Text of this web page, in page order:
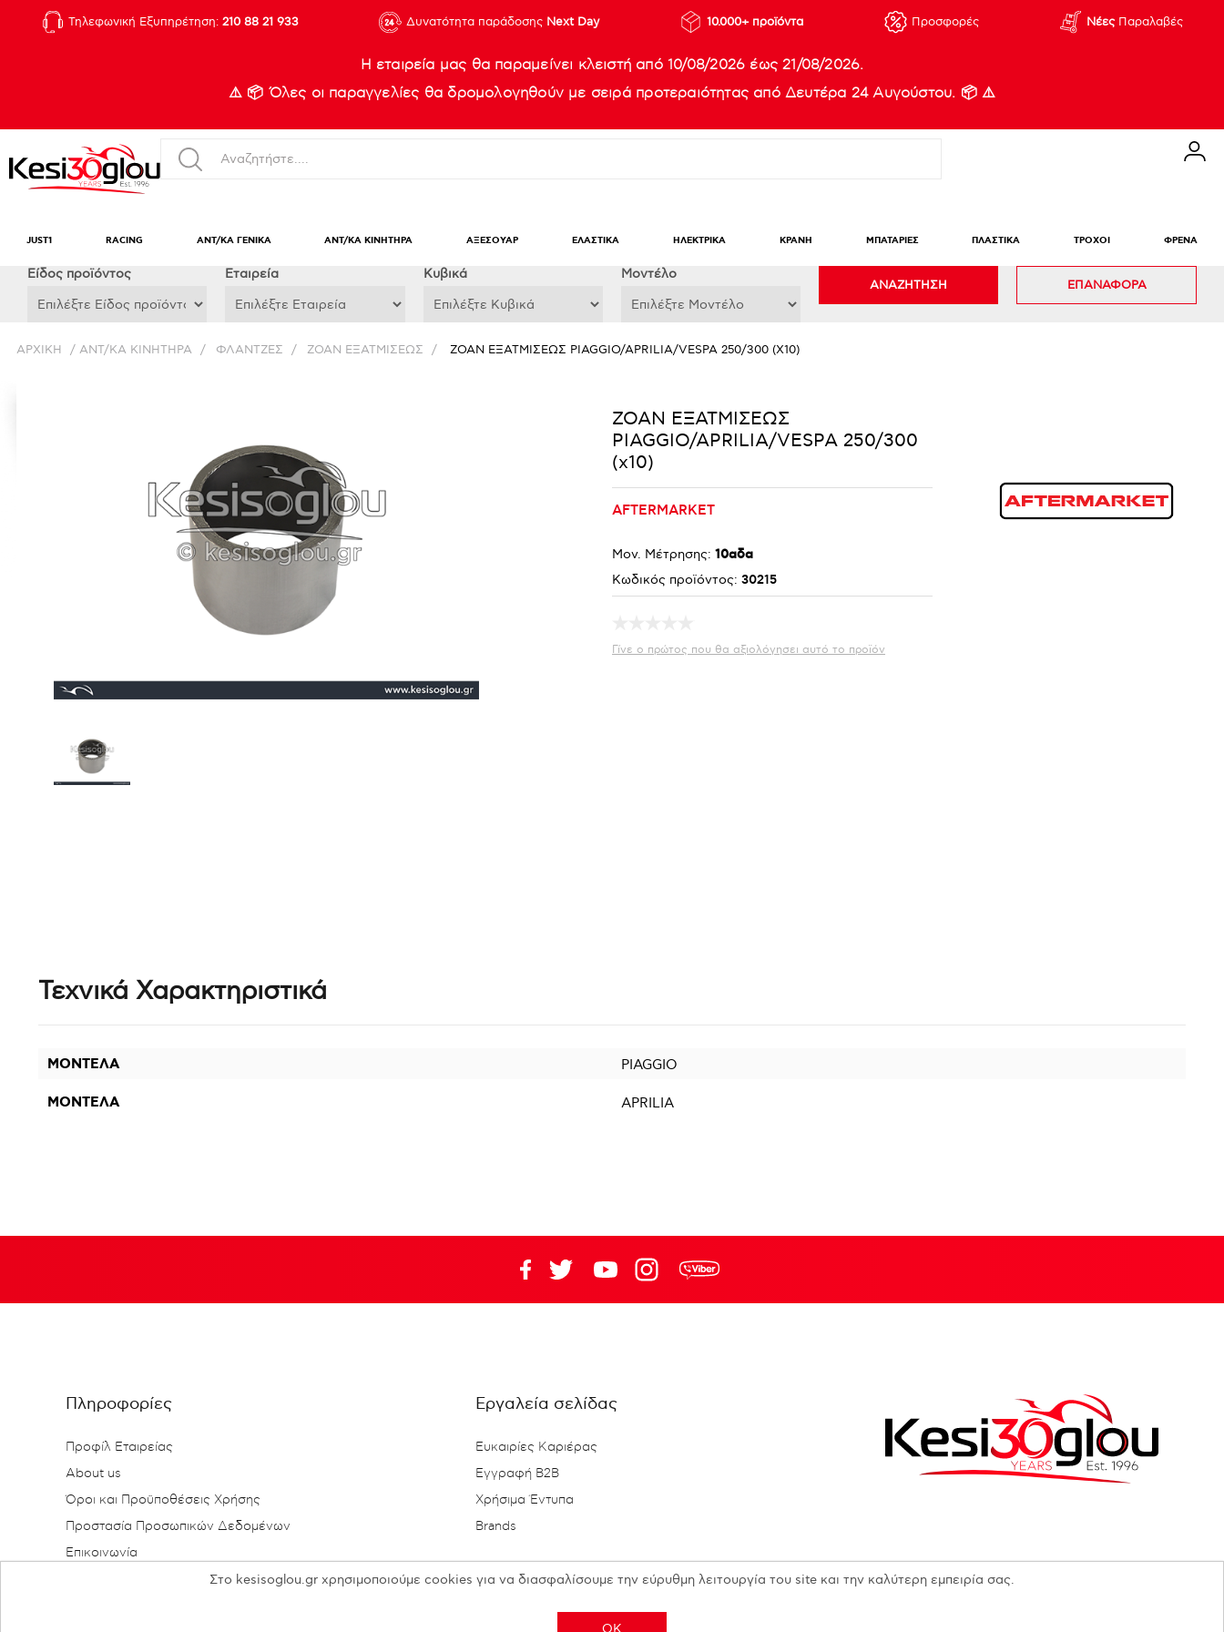
Τηλεφωνική Εξυπηρέτηση: 210 88 21 933 Δυνατότητα παράδοσης Next Day 10.000+ προϊόντα Προσφορές ΝέεςΠαραλαβές
Η εταιρεία μας θα παραμείνει κλειστή από 10/08/2026 έως 21/08/2026.
⚠️ 📦 Όλες οι παραγγελίες θα δρομολογηθούν με σειρά προτεραιότητας από Δευτέρα 24 Αυγούστου. 📦 ⚠️
JUST1 RACING ΑΝΤ/ΚΑ ΓΕΝΙΚΑ ΑΝΤ/ΚΑ ΚΙΝΗΤΗΡΑ ΑΞΕΣΟΥΑΡ ΕΛΑΣΤΙΚΑ ΗΛΕΚΤΡΙΚΑ ΚΡΑΝΗ ΜΠΑΤΑΡΙΕΣ ΠΛΑΣΤΙΚΑ ΤΡΟΧΟΙ ΦΡΕΝΑ
Eίδος προϊόντος Εταιρεία Κυβικά Μοντέλο
ΑΝΑΖΗΤΗΣΗ ΕΠΑΝΑΦΟΡΑ
ΑΡΧΙΚΉ / ΑΝΤ/ΚΑ ΚΙΝΗΤΗΡΑ / ΦΛΑΝΤΖΕΣ / ΖΟΑΝ ΕΞΑΤΜΙΣΕΩΣ / ΖΟΑΝ ΕΞΑΤΜΙΣΕΩΣ PIAGGIO/APRILIA/VESPA 250/300 (X10)
ΖΟΑΝ ΕΞΑΤΜΙΣΕΩΣ
PIAGGIO/APRILIA/VESPA 250/300
(x10)
AFTERMARKET
Μον. Μέτρησης: 10αδα
Κωδικός προϊόντος: 30215
Γίνε ο πρώτος που θα αξιολόγησει αυτό το προϊόν
Τεχνικά Χαρακτηριστικά
ΜΟΝΤΕΛΑ PIAGGIO
ΜΟΝΤΕΛΑ APRILIA
Πληροφορίες
Προφίλ Εταιρείας
About us
Όροι και Προϋποθέσεις Χρήσης
Προστασία Προσωπικών Δεδομένων
Επικοινωνία
Εργαλεία σελίδας
Ευκαιρίες Καριέρας
Εγγραφή B2B
Χρήσιμα Έντυπα
Brands
Στο kesisoglou.gr χρησιμοποιούμε cookies για να διασφαλίσουμε την εύρυθμη λειτουργία του site και την καλύτερη εμπειρία σας.
OK